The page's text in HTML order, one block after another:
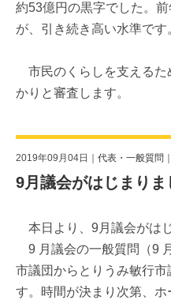
約53億円の黒字でした。
が、引き続き高い水準です
市民のくらしを支えるた
かりと審査します。
2019年09月04日｜ 代表・一般質問
9月議会がはじまりま
本日より、9月議会がは
9 月議会の一般質問（9
市議団からとりうみ敏行
す。時間が決まり次第、